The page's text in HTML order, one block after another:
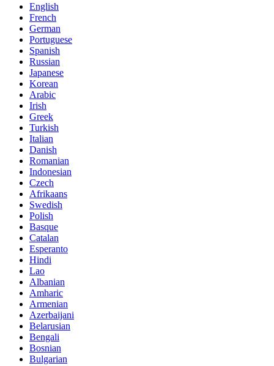
English
French
German
Portuguese
Spanish
Russian
Japanese
Korean
Arabic
Irish
Greek
Turkish
Italian
Danish
Romanian
Indonesian
Czech
Afrikaans
Swedish
Polish
Basque
Catalan
Esperanto
Hindi
Lao
Albanian
Amharic
Armenian
Azerbaijani
Belarusian
Bengali
Bosnian
Bulgarian